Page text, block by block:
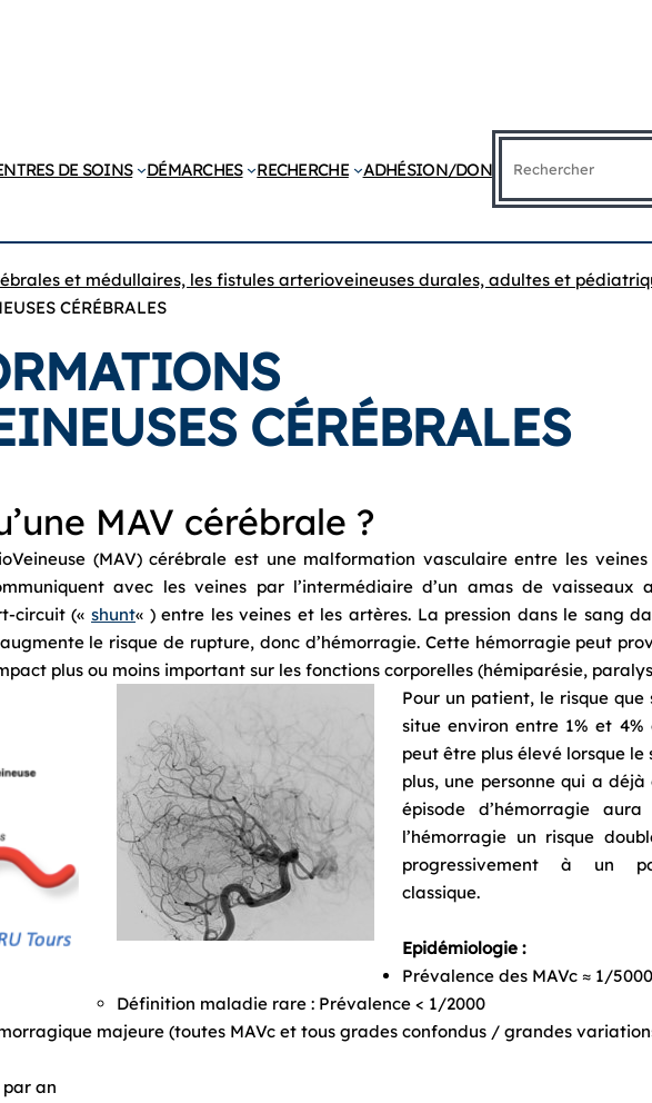
DE SOINS DÉMARCHES RECHERCHE ADHÉSION/DON
Rechercher
et médullaires, les fistules arterioveineuses durales, adultes et
CÉRÉBRALES
CÉRÉBRALES
MAV cérébrale ?
(MAV) cérébrale est une malformation vasculaire entre les
avec les veines par l’intermédiaire d’un amas de vaisseaux
circuit («shunt« ) entre les veines et les artères. La pression dans le sang
le risque de rupture, donc d’hémorragie. Cette hémorragie peut
plus ou moins important sur les fonctions corporelles (hémiparésie,
Pour un patient, le risque que
situe environ entre 1% et 4%
peut être plus élevé lorsque le
plus, une personne qui a
épisode d’hémorragie
l’hémorragie un risque
progressivement à un
classique.
Epidémiologie :
Prévalence des MAVc ≈ 1/
Définition maladie rare : Prévalence < 1/2000
majeure (toutes MAVc et tous grades confondus / grandes
par an